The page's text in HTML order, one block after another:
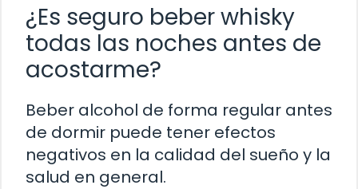
¿Es seguro beber whisky
todas las noches antes de
acostarme?
Beber alcohol de forma regular antes
de dormir puede tener efectos
negativos en la calidad del sueño y la
salud en general.